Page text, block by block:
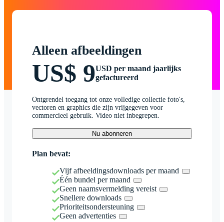
Alleen afbeeldingen
US$ 9USD per maand jaarlijks
gefactureerd
Ontgrendel toegang tot onze volledige collectie foto's,
vectoren en graphics die zijn vrijgegeven voor
commercieel gebruik. Video niet inbegrepen.
Nu abonneren
Plan bevat:
Vijf afbeeldingsdownloads per maand
Één bundel per maand
Geen naamsvermelding vereist
Snellere downloads
Prioriteitsondersteuning
Geen advertenties